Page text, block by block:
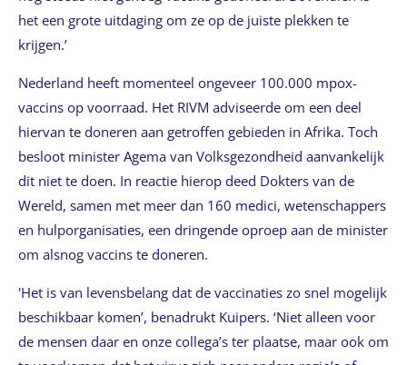
het een grote uitdaging om ze op de juiste plekken te
krijgen.’
Nederland heeft momenteel ongeveer 100.000 mpox-
vaccins op voorraad. Het RIVM adviseerde om een deel
hiervan te doneren aan getroffen gebieden in Afrika. Toch
besloot minister Agema van Volksgezondheid aanvankelijk
dit niet te doen. In reactie hierop deed Dokters van de
Wereld, samen met meer dan 160 medici, wetenschappers
en hulporganisaties, een dringende oproep aan de minister
om alsnog vaccins te doneren.
'Het is van levensbelang dat de vaccinaties zo snel mogelijk
beschikbaar komen’, benadrukt Kuipers. ‘Niet alleen voor
de mensen daar en onze collega’s ter plaatse, maar ook om